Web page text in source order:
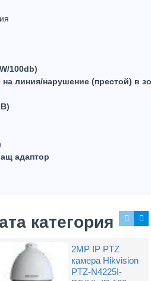
100db)
линия/нарушение (престой) в
адаптор
категория
2MP IP PTZ
камера Hikvision
PTZ-N4225I-